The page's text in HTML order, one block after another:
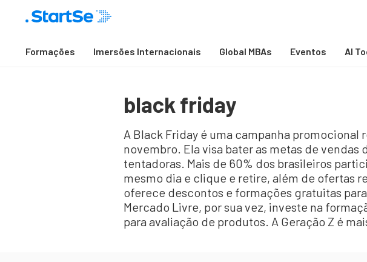
Formações Imersões Internacionais Global MBAs Eventos AI
black friday
A Black Friday é uma campanha
novembro. Ela visa bater as metas de
tentadoras. Mais de 60% dos brasileiros
mesmo dia e clique e retire, além de ofertas
oferece descontos e formações gratuitas
Mercado Livre, por sua vez, investe na
para avaliação de produtos. A Geração Z é